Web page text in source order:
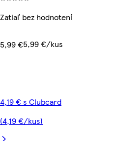
Zatiaľ bez hodnotení
5,99 €5,99 €/kus
4,19 € s Clubcard
(4,19 €/kus)